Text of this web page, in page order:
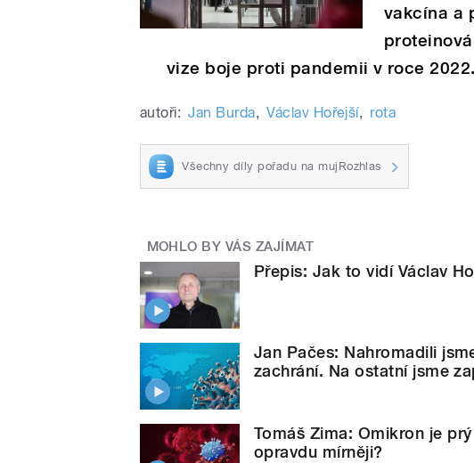
vakcína a
vize boje proti pandemii v roce 2022.
autoři: Jan Burda, Václav Hořejší, rota
Všechny díly pořadu na mujRozhlas
MOHLO BY VÁS ZAJÍMAT
Přepis: Jak to vidí Václav
Jan Pačes: Nahromadili
zachrání. Na ostatní jsme
Tomáš Zima: Omikron je
opravdu mírněji?